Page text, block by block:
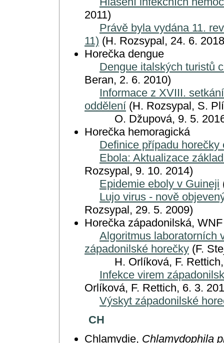
2011)
Právě byla vydána 11.
11) (H. Rozsypal, 24. 6.
Horečka dengue
Dengue italských turistů
Beran, 2. 6. 2010)
Informace z XVIII.
oddělení (H. Rozsypal, S.
O. Džupová, 9. 5.
Horečka hemoragická
Definice případu horečky
Ebola: Aktualizace
Rozsypal, 9. 10. 2014)
Epidemie eboly v Guineji
Lujo virus - nově
Rozsypal, 29. 5. 2009)
Horečka západonilská, WNF
Algoritmus laboratorních
západonilské horečky (F.
H. Orlíková, F. Rettich,
Infekce virem
Orlíková, F. Rettich, 6. 3.
Výskyt západonilské
CH
Chlamydie, Chlamydophila